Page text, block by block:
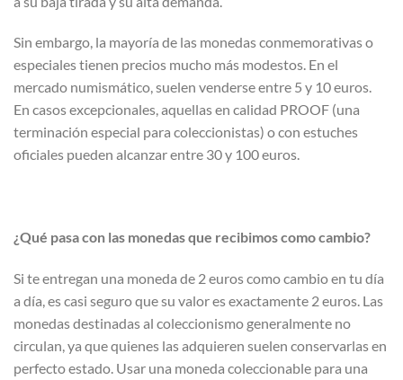
Sin embargo, la mayoría de las monedas conmemorativas o
especiales tienen precios mucho más modestos. En el
mercado numismático, suelen venderse entre 5 y 10 euros.
En casos excepcionales, aquellas en calidad PROOF (una
terminación especial para coleccionistas) o con estuches
oficiales pueden alcanzar entre 30 y 100 euros.
¿Qué pasa con las monedas que recibimos como cambio?
Si te entregan una moneda de 2 euros como cambio en tu día
a día, es casi seguro que su valor es exactamente 2 euros. Las
monedas destinadas al coleccionismo generalmente no
circulan, ya que quienes las adquieren suelen conservarlas en
perfecto estado. Usar una moneda coleccionable para una